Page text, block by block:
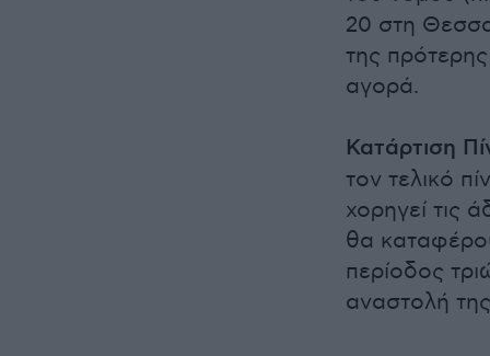
20 στη
της
αγορά.
Κατάρτιση
τον τελικό
χορηγεί τις
θα
περίοδος
αναστολή